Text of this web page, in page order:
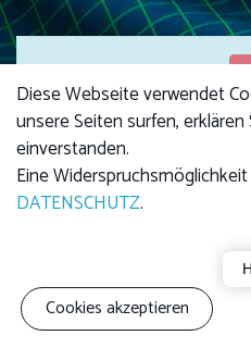
Anmeldungen sind
geschlossen
Diese Webseite verwendet
unsere Seiten surfen,
einverstanden.
Eine
DATENSCHUTZ.
Cookies akzeptieren